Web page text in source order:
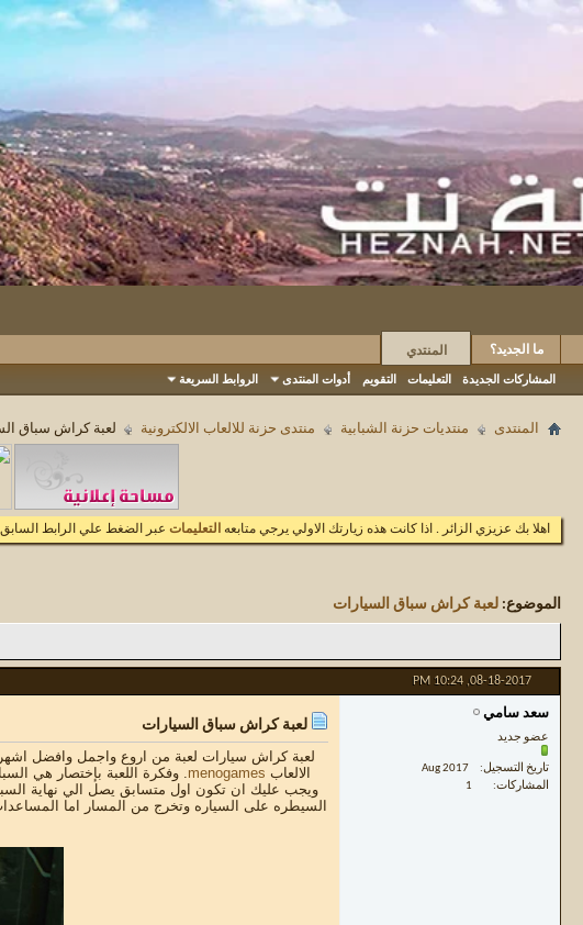
ما الجديد؟ المنتدي
المشاركات الجديدة التعليمات التقويم أدوات المنتدى الروابط السريعة
المنتدى منتديات حزنة الشبابية منتدى حزنة للالعاب الالكترونية لعبة كراش سباق
اهلا بك عزيزي الزائر . اذا كانت هذه زيارتك الاولي يرجي متابعه التعليمات عبر الضغط علي الرابط
الموضوع: لعبة كراش سباق السيارات
08-18-2017,
10:24 PM
سعد سامي
عضو جديد
تاريخ التسجيل
Aug 2017
المشاركات
1
لعبة كراش سباق السيارات
لعبة كراش سيارات لعبة من اروع واجمل وافضل
الالعاب menogames. وفكرة اللعبة بإختصار هي
ويجب عليك ان تكون اول متسابق يصل الي نهاية
السيطره على السياره وتخرج من المسار اما